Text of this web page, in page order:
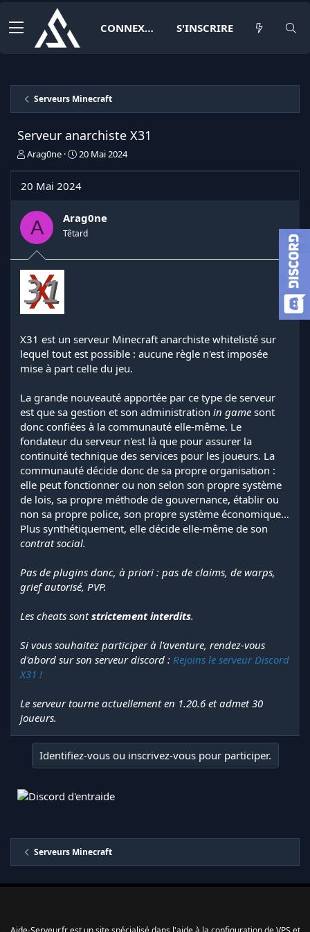
CONNEXION S'INSCRIRE
Serveurs Minecraft
Serveur anarchiste X31
I
t
a
e
u
d
e
l
a
i
s
c
s
i
o
n
Arag0ne
D
e
e
d
é
20 Mai 2024
20 Mai 2024
A Arag0ne
Têtard
X31 est un serveur Minecraft anarchiste whitelisté sur
lequel tout est possible : aucune règle n'est imposée
mise à part celle du jeu.
La grande nouveauté apportée par ce type de serveur
est que sa gestion et son administration in game sont
donc confiées à la communauté elle-même. Le
fondateur du serveur n'est là que pour assurer la
continuité technique des services pour les joueurs. La
communauté décide donc de sa propre organisation :
elle peut fonctionner ou non selon son propre système
de lois, sa propre méthode de gouvernance, établir ou
non sa propre police, son propre système économique…
Plus synthétiquement, elle décide elle-même de son
contrat social.
Pas de plugins donc, à priori : pas de claims, de warps,
grief autorisé, PVP.
Les cheats sontstrictement interdits.
Si vous souhaitez participer à l'aventure, rendez-vous
d'abord sur son serveur discord : Rejoins le serveur Discord
X31 !
Le serveur tourne actuellement en 1.20.6 et admet 30
joueurs.
Identifiez-vous ou inscrivez-vous pour participer.
Serveurs Minecraft